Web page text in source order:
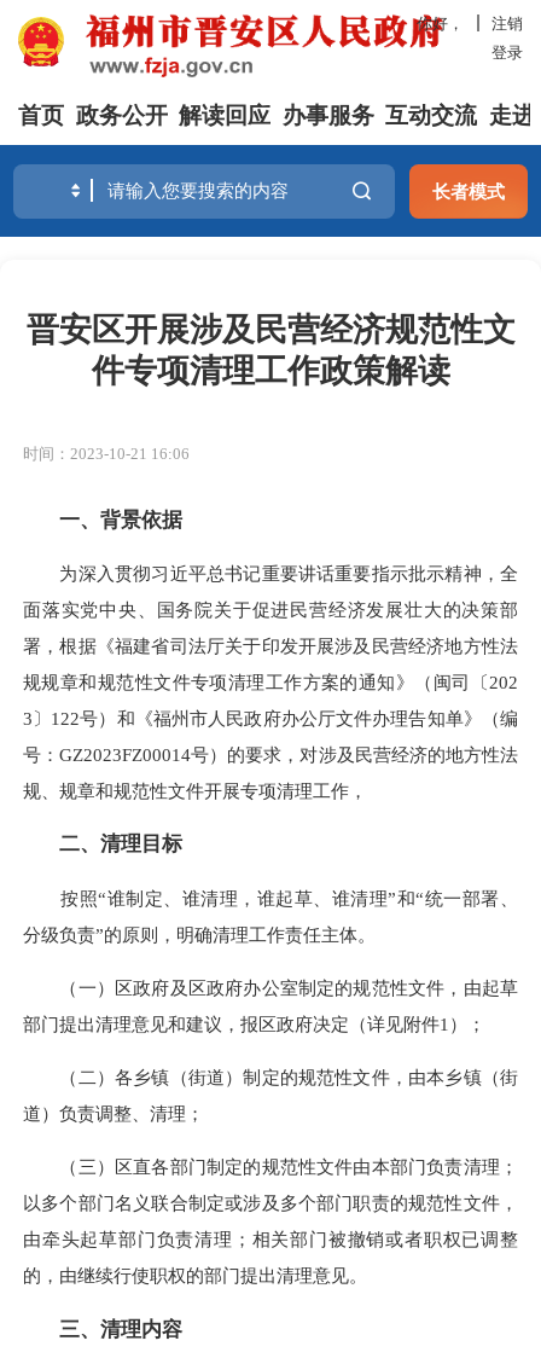
你好，
注销
登录
首页 政务公开 解读回应 办事服务 互动交流 走进
长者模式
晋安区开展涉及民营经济规范性文
件专项清理工作政策解读
时间：2023-10-21 16:06
一、背景依据
为深入贯彻习近平总书记重要讲话重要指示批示精神，全
面落实党中央、国务院关于促进民营经济发展壮大的决策部
署，根据《福建省司法厅关于印发开展涉及民营经济地方性法
规规章和规范性文件专项清理工作方案的通知》（闽司〔202
3〕122号）和《福州市人民政府办公厅文件办理告知单》（编
号：GZ2023FZ00014号）的要求，对涉及民营经济的地方性法
规、规章和规范性文件开展专项清理工作，
二、 清理目标
按照“谁制定、谁清理，谁起草、谁清理”和“统一部署、
分级负责”的原则，明确清理工作责任主体。
（一）区政府及区政府办公室制定的规范性文件，由起草
部门提出清理意见和建议，报区政府决定（详见附件1）；
（二）各乡镇（街道）制定的规范性文件，由本乡镇（街
道）负责调整、清理；
（三）区直各部门制定的规范性文件由本部门负责清理；
以多个部门名义联合制定或涉及多个部门职责的规范性文件，
由牵头起草部门负责清理；相关部门被撤销或者职权已调整
的，由继续行使职权的部门提出清理意见。
三、清理内容